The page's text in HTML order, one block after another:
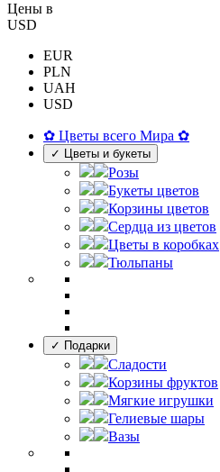
Цены в
USD
EUR
PLN
UAH
USD
✿ Цветы всего Мира ✿
✓ Цветы и букеты
Розы
Букеты цветов
Корзины цветов
Сердца из цветов
Цветы в коробках
Тюльпаны
✓ Подарки
Сладости
Корзины фруктов
Мягкие игрушки
Гелиевые шары
Вазы